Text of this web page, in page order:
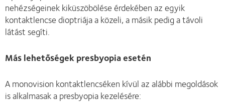
nehézségeinek kiküszöbölése érdekében az egyik
kontaktlencse dioptriája a közeli, a másik pedig a távoli
látást segíti.
Más lehetőségek presbyopia esetén
A monovision kontaktlencséken kívül az alábbi megoldások
is alkalmasak a presbyopia kezelésére: